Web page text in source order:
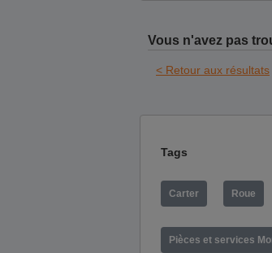
Vous n'avez pas
< Retour aux résultats
Tags
Carter Roue
Pièces et services